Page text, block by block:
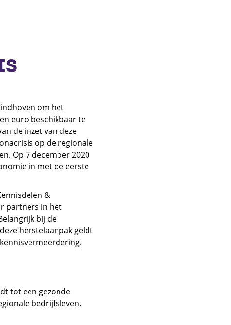
om het
euro beschikbaar te
de inzet van deze
op de regionale
Op 7 december 2020
in met de eerste
&
partners in het
bij de
herstelaanpak geldt
tot een gezonde
bedrijfsleven.